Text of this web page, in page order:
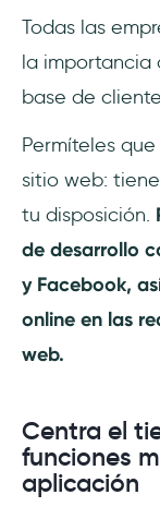
Todas las
la importancia
base de
Permíteles
sitio web:
tu disposición.
de desarrollo
y Facebook,
online en las
web.
Centra el
funciones
aplicación